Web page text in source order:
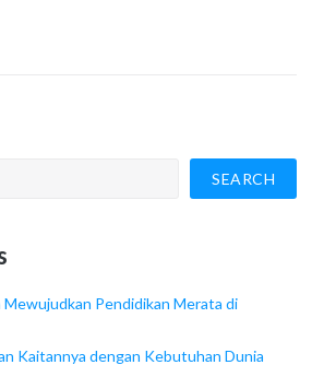
SEARCH
Pendidikan Merata di
Kaitannya dengan Kebutuhan Dunia